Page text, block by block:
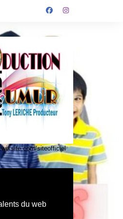
siteofficiel
du web